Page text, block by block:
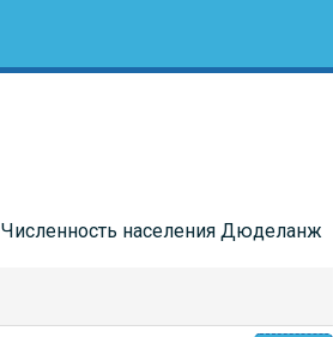
Численность населения Дюделанж